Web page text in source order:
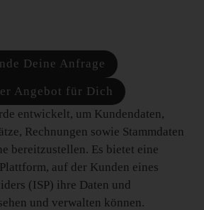
Deine Anfrage
Angebot für Dich
entwickelt, um Kundendaten,
Rechnungen sowie Stammdaten
bereitzustellen. Es bietet eine
auf der Kunden eines
(ISP) ihre Daten und
und verwalten können.